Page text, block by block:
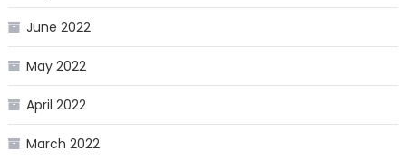
June 2022
May 2022
April 2022
March 2022